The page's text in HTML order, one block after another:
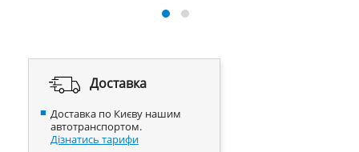
Доставка
Доставка по Києву нашим
автотранспортом.
Дізнатись тарифи